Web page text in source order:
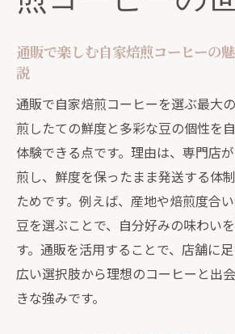
なステップ
通販で失敗しない自家焙煎
ガイド
コーヒー豆の通販おすすめ
比較基準
口コミやランキングを活用
定術
自家焙煎コーヒー通販で重
質の見極め方
通販のコスパと味のバラン
通販で楽しむ自家焙煎コーヒーの
説
通販で自家焙煎コーヒーを選ぶ最大
煎したての鮮度と多彩な豆の個性を
体験できる点です。理由は、専門店
煎し、鮮度を保ったまま発送する体
ためです。例えば、産地や焙煎度合
豆を選ぶことで、自分好みの味わい
す。通販を活用することで、店舗に
広い選択肢から理想のコーヒーと出
きな強みです。